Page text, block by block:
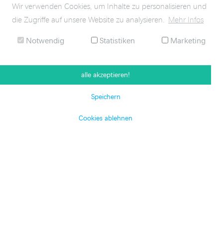
Wir verwenden Cookies, um Inhalte zu personalisieren und
die Zugriffe auf unsere Website zu analysieren.
Mehr Infos
Notwendig Statistiken Marketing
alle akzeptieren!
Speichern
Cookies ablehnen